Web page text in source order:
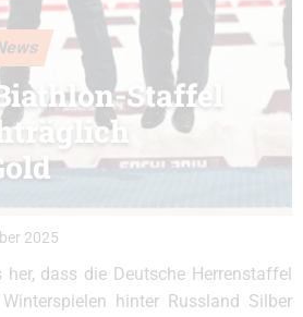
Staffel
2025
dass die Deutsche Herrenstaffel
hinter Russland Silber